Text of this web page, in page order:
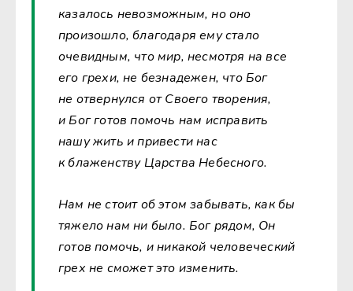
казалось невозможным, но оно
произошло, благодаря ему стало
очевидным, что мир, несмотря на все
его грехи, не безнадежен, что Бог
не отвернулся от Своего творения,
и Бог готов помочь нам исправить
нашу жить и привести нас
к блаженству Царства Небесного.
Нам не стоит об этом забывать, как бы
тяжело нам ни было. Бог рядом, Он
готов помочь, и никакой человеческий
грех не сможет это изменить.